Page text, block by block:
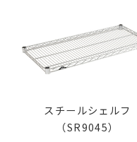
スチールシェルフ
（SR9045）